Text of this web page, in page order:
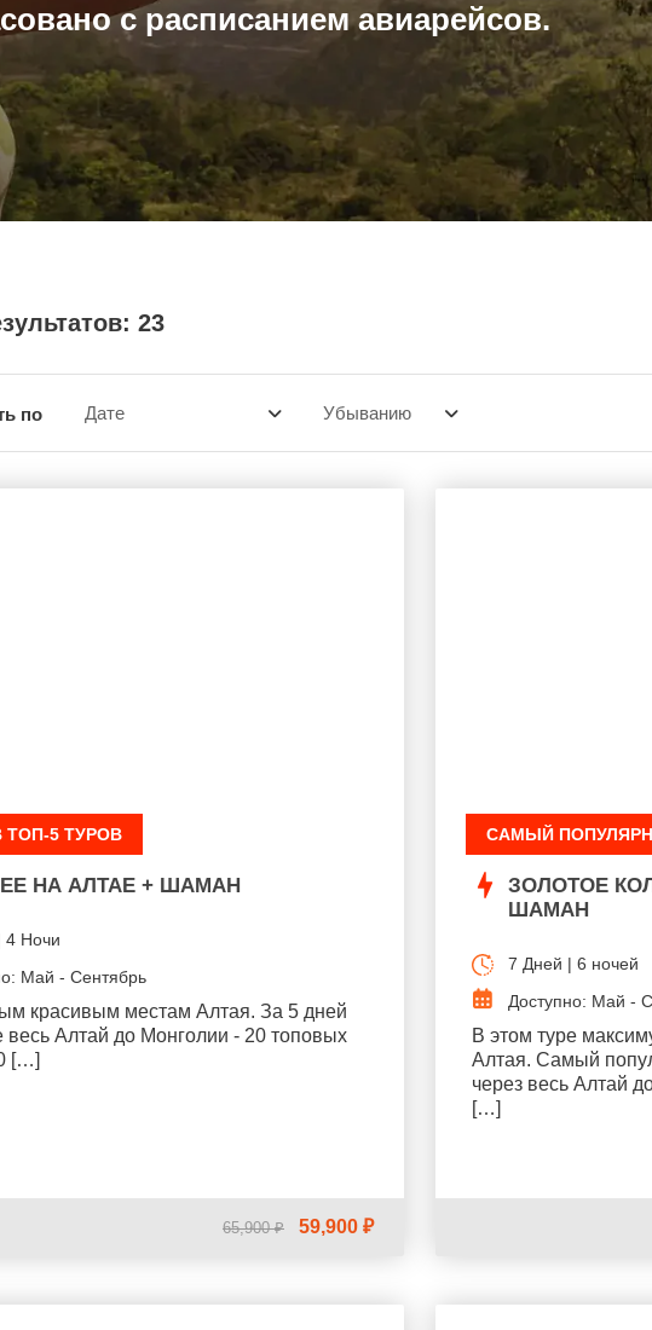
с расписанием авиарейсов.
23
по
ТОП-5 ТУРОВ
НА АЛТАЕ + ШАМАН
4 Ночи
Май - Сентябрь
красивым местам Алтая. За 5 дней
весь Алтай до Монголии - 20 топовых
[…]
65,900 ₽ 59,900 ₽
САМЫЙ
ЗОЛОТОЕ
ШАМАН
7 Дней | 6 ночей
Доступно: Май -
В этом туре
Алтая. Самый
через весь Алтай
[…]